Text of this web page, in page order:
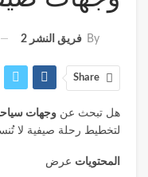
By فريق النشر 2
Share
هل تبحث عن وجهات
لتخطيط رحلة صيفية لا
المحتويات عرض